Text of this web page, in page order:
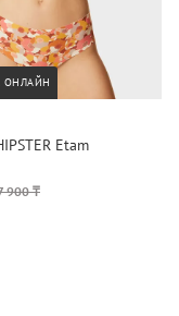
ОНЛАЙН
Etam
900 ₸